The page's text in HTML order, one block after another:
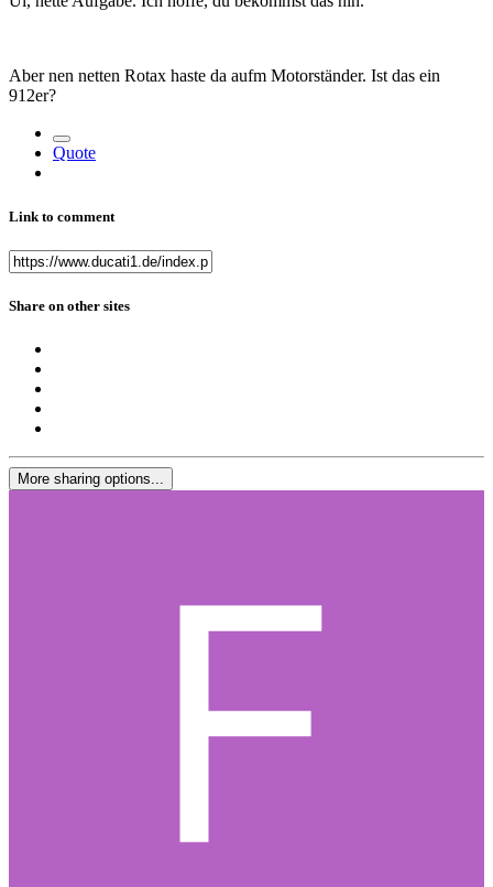
Aber nen netten Rotax haste da aufm Motorständer. Ist das ein
912er?
Quote
Link to comment
Share on other sites
More sharing options...